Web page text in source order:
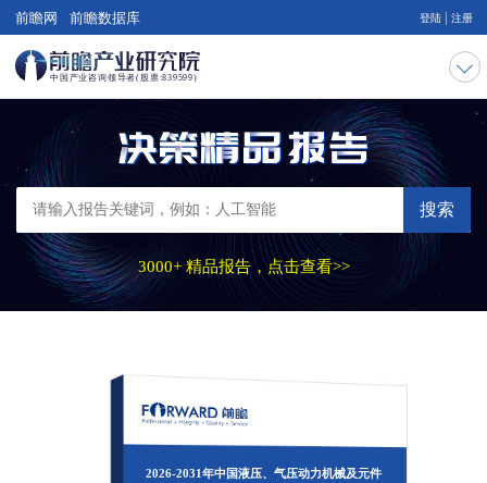
前瞻网 前瞻数据库 登陆 注册
搜索
3000+ 精品报告，点击查看>>
2026-2031年中国液压、气压动力机械及元件